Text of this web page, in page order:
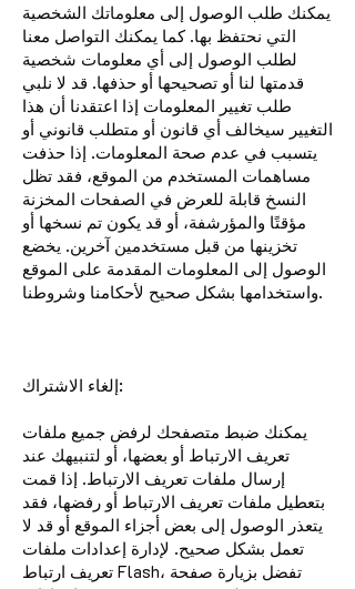
يمكنك طلب الوصول إلى معلوماتك الشخصية
التي نحتفظ بها. كما يمكنك التواصل معنا
لطلب الوصول إلى أي معلومات شخصية
قدمتها لنا أو تصحيحها أو حذفها. قد لا نلبي
طلب تغيير المعلومات إذا اعتقدنا أن هذا
التغيير سيخالف أي قانون أو متطلب قانوني أو
يتسبب في عدم صحة المعلومات. إذا حذفت
مساهمات المستخدم من الموقع، فقد تظل
النسخ قابلة للعرض في الصفحات المخزنة
مؤقتًا والمؤرشفة، أو قد يكون تم نسخها أو
تخزينها من قبل مستخدمين آخرين. يخضع
الوصول إلى المعلومات المقدمة على الموقع
واستخدامها بشكل صحيح لأحكامنا وشروطنا.
إلغاء الاشتراك:
يمكنك ضبط متصفحك لرفض جميع ملفات
تعريف الارتباط أو بعضها، أو لتنبيهك عند
إرسال ملفات تعريف الارتباط. إذا قمت
بتعطيل ملفات تعريف الارتباط أو رفضها، فقد
يتعذر الوصول إلى بعض أجزاء الموقع أو قد لا
تعمل بشكل صحيح. لإدارة إعدادات ملفات
تعريف ارتباط Flash، تفضل بزيارة صفحة